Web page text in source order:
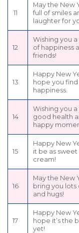
11
May the New
full of smiles
laughter for
12
Wishing you a
of happiness
friends!
13
Happy New
hope you find
happiness.
14
Wishing you
good health
happy
15
Happy New
it be as sweet
cream!
16
May the New
bring you lots
and hugs!
17
Happy New
hope it’s the
yet!